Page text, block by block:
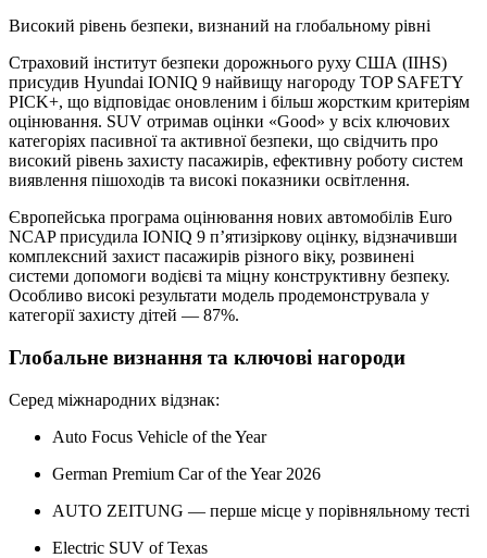
Високий рівень безпеки, визнаний на глобальному рівні
Страховий інститут безпеки дорожнього руху США (IIHS)
присудив Hyundai IONIQ 9 найвищу нагороду TOP SAFETY
PICK+, що відповідає оновленим і більш жорстким критеріям
оцінювання. SUV отримав оцінки «Good» у всіх ключових
категоріях пасивної та активної безпеки, що свідчить про
високий рівень захисту пасажирів, ефективну роботу систем
виявлення пішоходів та високі показники освітлення.
Європейська програма оцінювання нових автомобілів Euro
NCAP присудила IONIQ 9 п’ятизіркову оцінку, відзначивши
комплексний захист пасажирів різного віку, розвинені
системи допомоги водієві та міцну конструктивну безпеку.
Особливо високі результати модель продемонструвала у
категорії захисту дітей — 87%.
Глобальне визнання та ключові нагороди
Серед міжнародних відзнак:
Auto Focus Vehicle of the Year
German Premium Car of the Year 2026
AUTO ZEITUNG — перше місце у порівняльному тесті
Electric SUV of Texas